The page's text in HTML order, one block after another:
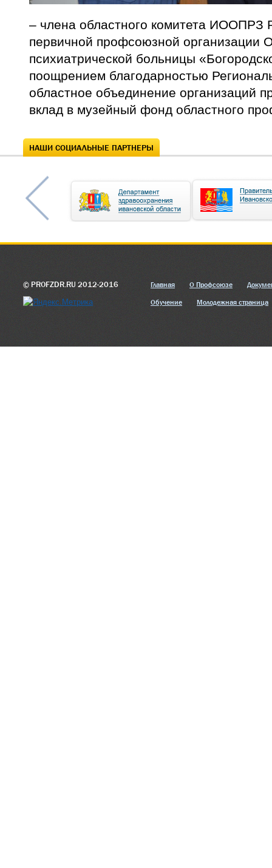
– члена областного комитета ИООПРЗ
первичной профсоюзной организации
психиатрической больницы
поощрением благодарностью
областное объединение организаций
вклад в музейный фонд областного
НАШИ СОЦИАЛЬНЫЕ ПАРТНЕРЫ
© PROFZDR.RU 2012-2016 Главная О Профсоюзе
Обучение Молодежная страница